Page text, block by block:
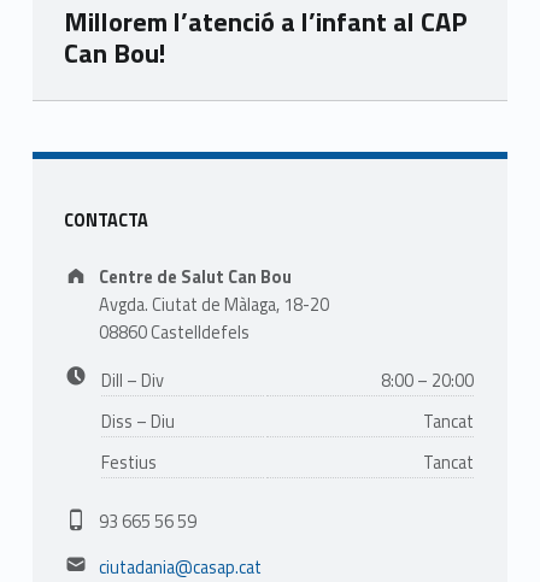
Millorem l’atenció a l’infant al CAP
Can Bou!
Skip back to main navigation
Sidebar
CONTACTA
Address:
Centre de Salut Can Bou
Avgda. Ciutat de Màlaga, 18-20
08860 Castelldefels
Dill – Div
8:00 – 20:00
Diss – Diu
Tancat
Festius
Tancat
Phone number:
93 665 56 59
Email address:
ciutadania@casap.cat